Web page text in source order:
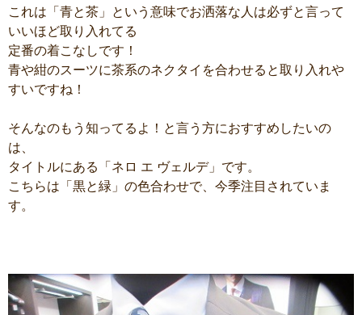
これは「青と茶」という意味でお洒落な人は必ずと言って
いいほど取り入れてる
定番の着こなしです！
青や紺のスーツに茶系のネクタイを合わせると取り入れや
すいですね！
そんなのもう知ってるよ！と言う方におすすめしたいの
は、
タイトルにある「ネロ エ ヴェルデ」です。
こちらは「黒と緑」の色合わせで、今季注目されていま
す。